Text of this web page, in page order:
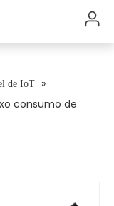
de IoT
»
consumo de